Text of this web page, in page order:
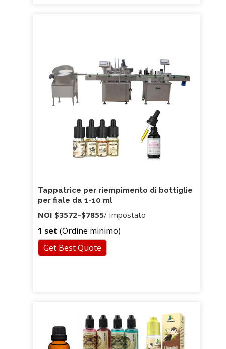
Tappatrice per riempimento di bottiglie
per fiale da 1-10 ml
NOI $3572–$7855/ Impostato
1 set (Ordine minimo)
Get Best Quote